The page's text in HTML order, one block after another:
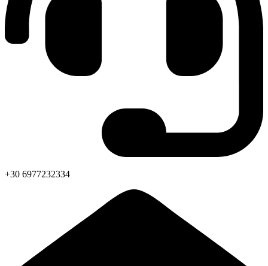
+30 6977232334